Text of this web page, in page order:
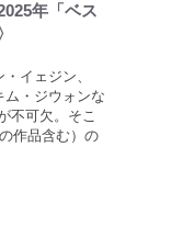
年「ベス
イェジン、
ム・ジウォンな
不可欠。そこ
作品含む）の